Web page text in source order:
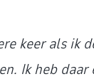
keer als ik
Ik heb daar